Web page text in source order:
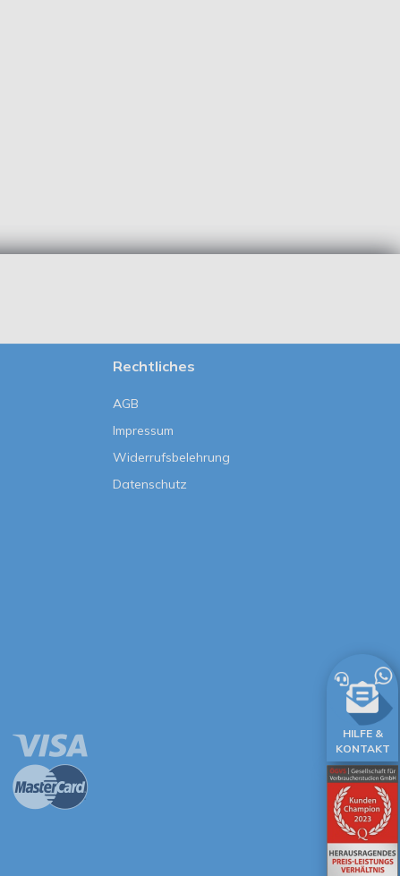
Rechtliches
AGB
Impressum
Widerrufsbelehrung
Datenschutz
HILFE &
KONTAKT